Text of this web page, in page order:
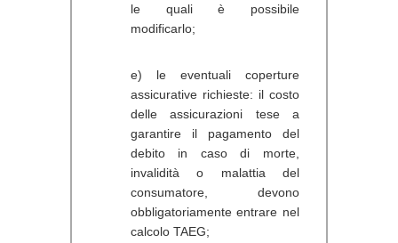
le quali è possibile
modificarlo;
e) le eventuali coperture
assicurative richieste: il costo
delle assicurazioni tese a
garantire il pagamento del
debito in caso di morte,
invalidità o malattia del
consumatore, devono
obbligatoriamente entrare nel
calcolo TAEG;